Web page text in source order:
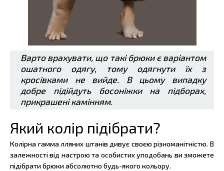
Варто врахувати, що такі брюки є варіантом
ошатного одягу, тому одягнути їх з
кросівками не вийде. В цьому випадку
добре підійдуть босоніжки на підборах,
прикрашені камінням.
Який колір підібрати?
Колірна гамма лляних штанів дивує своєю різноманітністю. В
залежності від настрою та особистих уподобань ви зможете
підібрати брюки абсолютно будь-якого кольору.